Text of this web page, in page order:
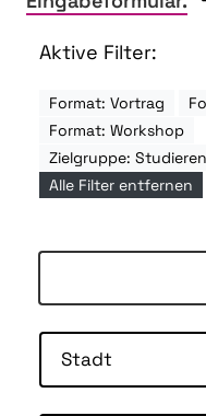
Aktive Filter:
Format: Vortrag
Format: Workshop
Zielgruppe:
Alle Filter entfernen
Stadt